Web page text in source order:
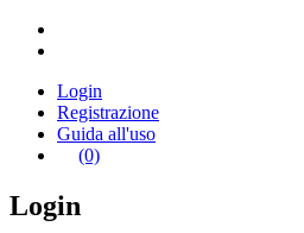
Login
Registrazione
Guida all'uso
(0)
Login